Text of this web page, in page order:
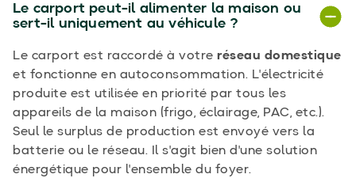
Le carport peut-il alimenter la maison ou
sert-il uniquement au véhicule ?
Le carport est raccordé à votre réseau domestique
et fonctionne en autoconsommation. L'électricité
produite est utilisée en priorité par tous les
appareils de la maison (frigo, éclairage, PAC, etc.).
Seul le surplus de production est envoyé vers la
batterie ou le réseau. Il s'agit bien d'une solution
énergétique pour l'ensemble du foyer.